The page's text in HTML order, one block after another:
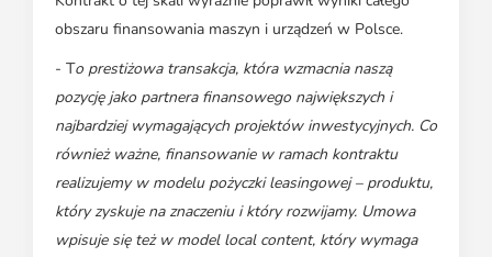
obszaru finansowania maszyn i urządzeń w Polsce.
- To prestiżowa transakcja, która wzmacnia naszą
pozycję jako partnera finansowego największych i
najbardziej wymagających projektów inwestycyjnych. Co
również ważne, finansowanie w ramach kontraktu
realizujemy w modelu pożyczki leasingowej – produktu,
który zyskuje na znaczeniu i który rozwijamy. Umowa
wpisuje się też w model local content, który wymaga